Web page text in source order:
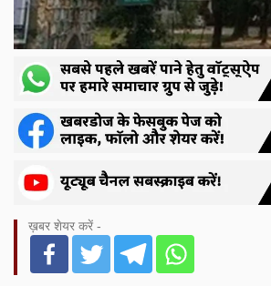
ख़बर शेयर करें -